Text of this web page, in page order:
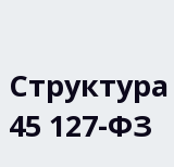
45 127-ФЗ